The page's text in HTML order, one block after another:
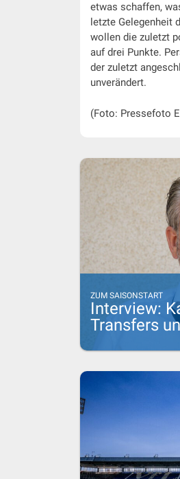
etwas schaffen,
letzte Gelegenheit
wollen die zuletzt
auf drei Punkte.
der zuletzt
unverändert.
(Foto: Pressefoto
ZUM SAISONSTART
Interview:
Transfers